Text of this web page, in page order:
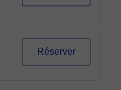
Réserver